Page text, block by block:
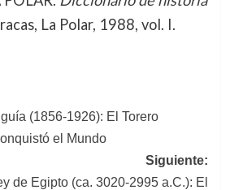
La Polar, 1988, vol. I.
(1856-1926): El Torero
el Mundo
Siguiente:
de Egipto (ca. 3020-2995 a.C.): El